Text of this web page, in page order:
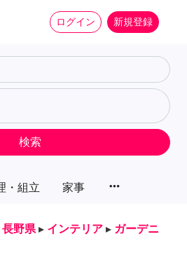
ログイン 新規登録
・組立 家事 more_horiz
検索
長野県 ▸ インテリア ▸ ガーデニ